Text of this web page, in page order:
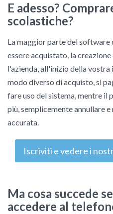
E adesso?
scolastiche?
La maggior parte del
essere acquistato, la
l'azienda, all'inizio della
modo diverso di acquisto, si
fare uso del sistema, mentre il
più, semplicemente annullare
accurata.
Iscriviti e vedere i
Ma cosa succede
accedere al